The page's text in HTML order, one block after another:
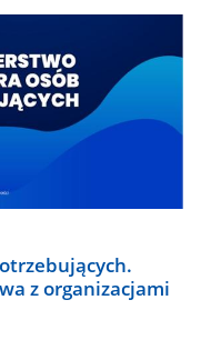
z organizacjami